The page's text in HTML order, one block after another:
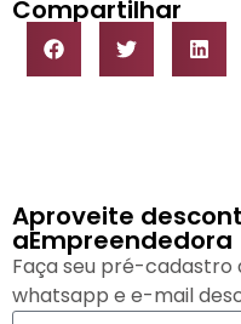
Compartilhar
Aproveite
aEmpreendedora
Faça seu pré-cadastro
whatsapp e e-mail